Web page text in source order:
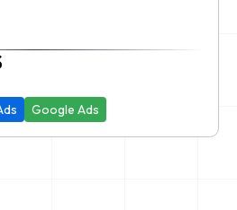
Google Ads